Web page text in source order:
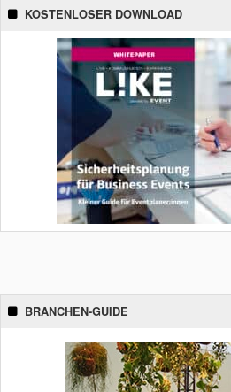
KOSTENLOSER DOWNLOAD
BRANCHEN-GUIDE